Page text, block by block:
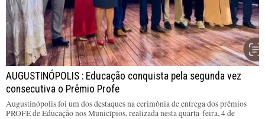
AUGUSTINÓPOLIS : Educação conquista pela segunda vez
consecutiva o Prêmio Profe
Augustinópolis foi um dos destaques na cerimônia de entrega dos prêmios
PROFE de Educação nos Municípios, realizada nesta quarta-feira, 4 de